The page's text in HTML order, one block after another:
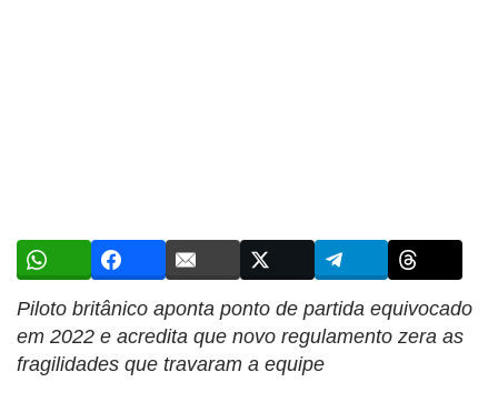
Piloto britânico aponta ponto de partida equivocado
em 2022 e acredita que novo regulamento zera as
fragilidades que travaram a equipe